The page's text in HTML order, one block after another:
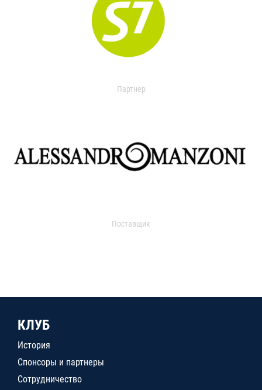
Партнер
Поставщик
КЛУБ
История
Спонсоры и партнеры
Сотрудничество